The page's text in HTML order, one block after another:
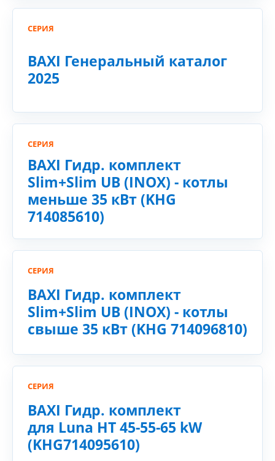
СЕРИЯ
BAXI Генеральный каталог
2025
СЕРИЯ
BAXI Гидр. комплект
Slim+Slim UB (INOX) - котлы
меньше 35 кВт (KHG
714085610)
СЕРИЯ
BAXI Гидр. комплект
Slim+Slim UB (INOX) - котлы
свыше 35 кВт (KHG 714096810)
СЕРИЯ
BAXI Гидр. комплект
для Luna HT 45-55-65 kW
(KHG714095610)